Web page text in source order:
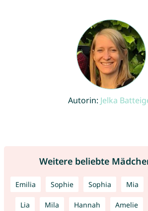
Autorin: Jelka
Weitere beliebte
Emilia Sophie Sophia Mia
Lia Mila Hannah Amelie